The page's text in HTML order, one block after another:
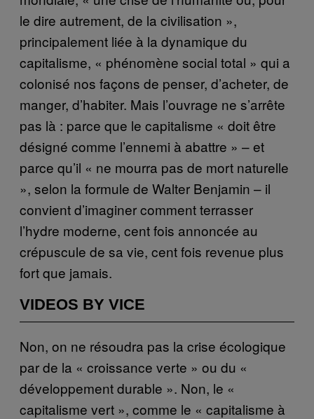
le dire autrement, de la civilisation »,
principalement liée à la dynamique du
capitalisme, « phénomène social total » qui a
colonisé nos façons de penser, d’acheter, de
manger, d’habiter. Mais l’ouvrage ne s’arrête
pas là : parce que le capitalisme « doit être
désigné comme l’ennemi à abattre » – et
parce qu’il « ne mourra pas de mort naturelle
», selon la formule de Walter Benjamin – il
convient d’imaginer comment terrasser
l’hydre moderne, cent fois annoncée au
crépuscule de sa vie, cent fois revenue plus
fort que jamais.
VIDEOS BY VICE
Non, on ne résoudra pas la crise écologique
par de la « croissance verte » ou du «
développement durable ». Non, le «
capitalisme vert », comme le « capitalisme à